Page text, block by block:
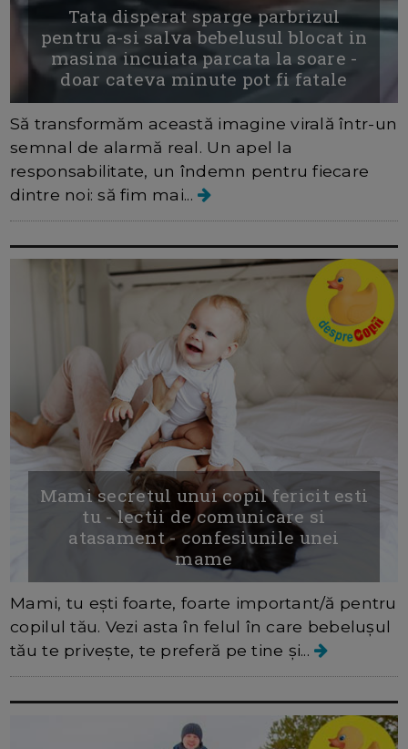
Tata disperat sparge parbrizul
pentru a-si salva bebelusul blocat in
masina incuiata parcata la soare -
doar cateva minute pot fi fatale
Să transformăm această imagine virală într-un
semnal de alarmă real. Un apel la
responsabilitate, un îndemn pentru fiecare
dintre noi: să fim mai...
Mami secretul unui copil fericit esti
tu - lectii de comunicare si
atasament - confesiunile unei
mame
Mami, tu ești foarte, foarte important/ă pentru
copilul tău. Vezi asta în felul în care bebelușul
tău te privește, te preferă pe tine și...